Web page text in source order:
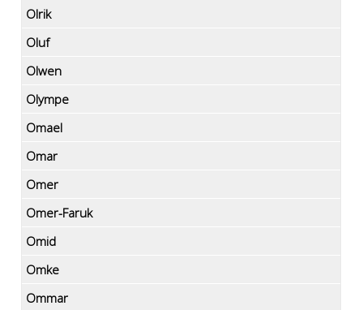
Olrik
Oluf
Olwen
Olympe
Omael
Omar
Omer
Omer-Faruk
Omid
Omke
Ommar